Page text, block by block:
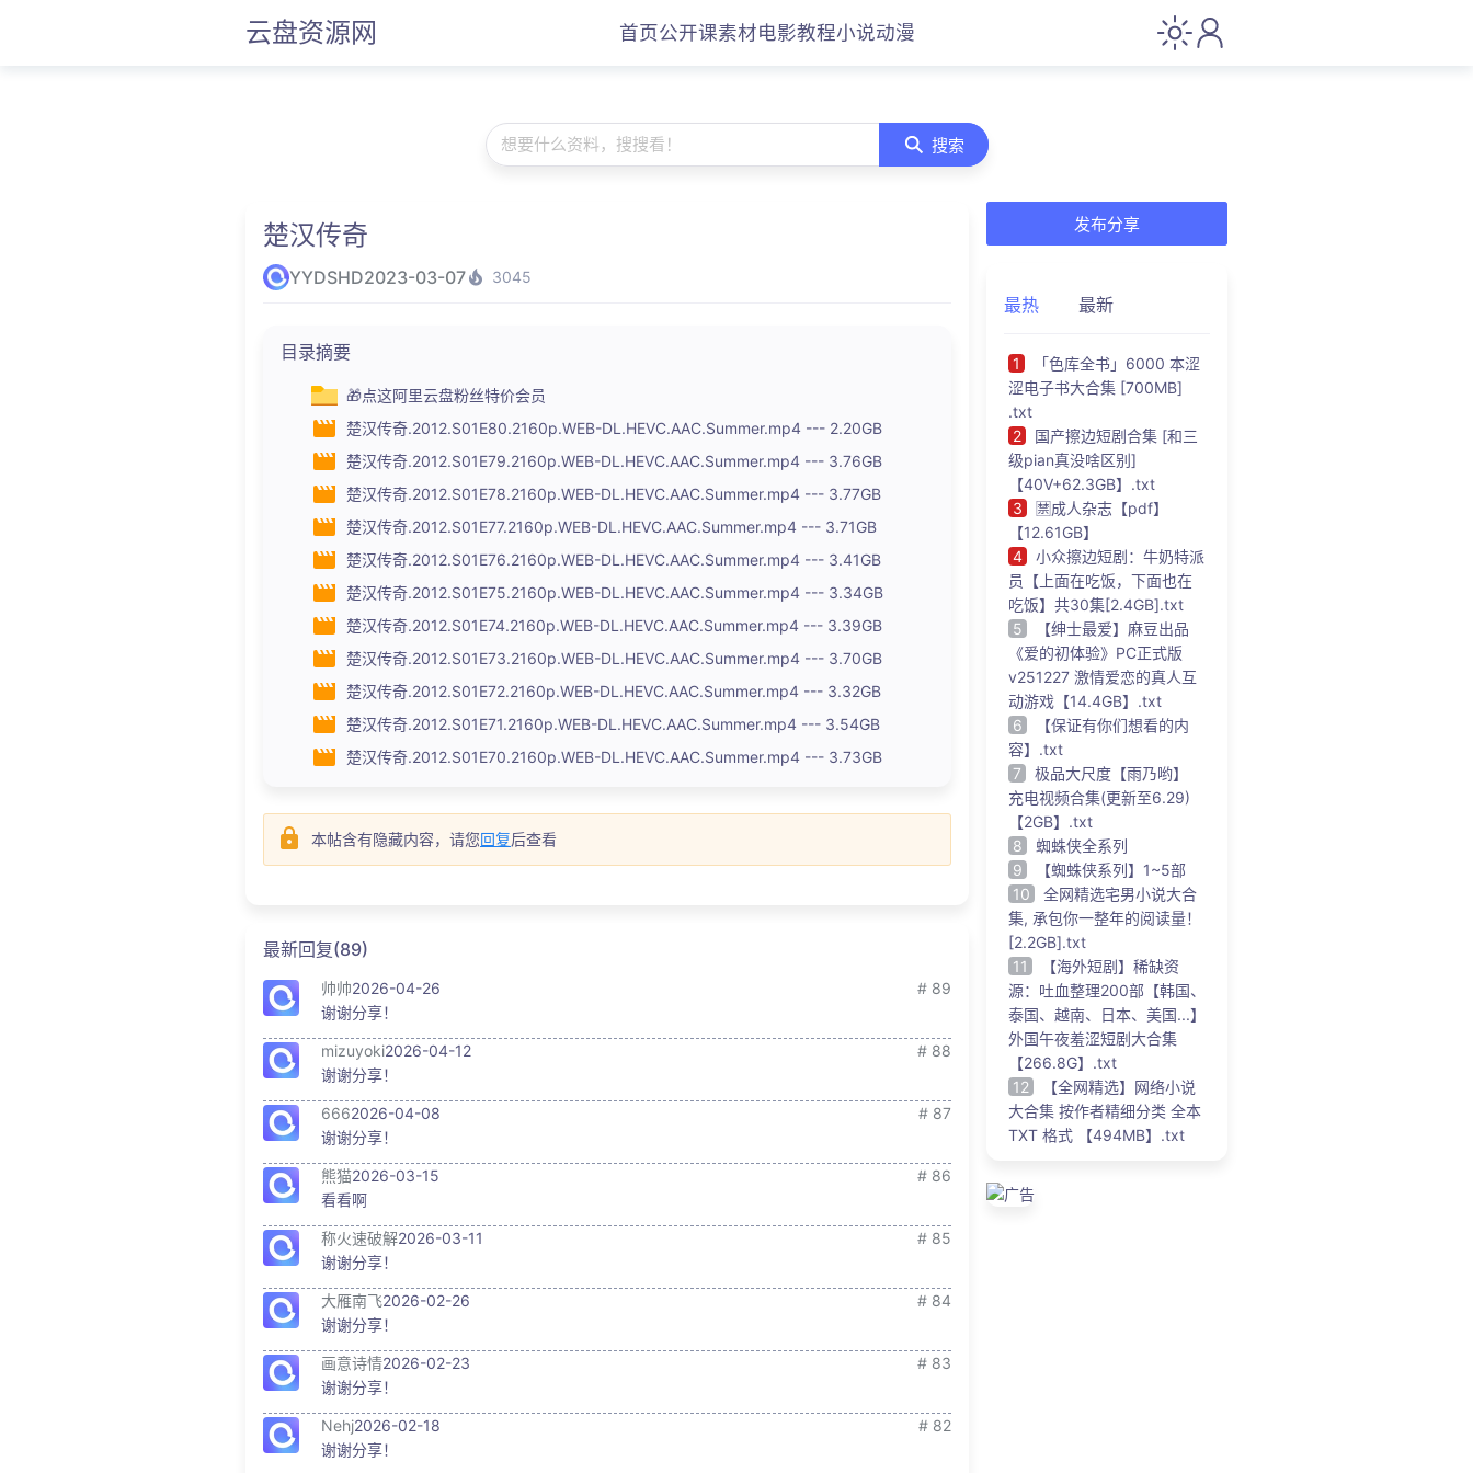
云盘资源网 首页公开课素材电影教程小说动漫
想要什么资料，搜搜看！ 搜索
楚汉传奇
YYDSHD2023-03-07 3045
目录摘要
🎁点这阿里云盘粉丝特价会员
楚汉传奇.2012.S01E80.2160p.WEB-DL.HEVC.AAC.Summer.mp4 --- 2.20GB
楚汉传奇.2012.S01E79.2160p.WEB-DL.HEVC.AAC.Summer.mp4 --- 3.76GB
楚汉传奇.2012.S01E78.2160p.WEB-DL.HEVC.AAC.Summer.mp4 --- 3.77GB
楚汉传奇.2012.S01E77.2160p.WEB-DL.HEVC.AAC.Summer.mp4 --- 3.71GB
楚汉传奇.2012.S01E76.2160p.WEB-DL.HEVC.AAC.Summer.mp4 --- 3.41GB
楚汉传奇.2012.S01E75.2160p.WEB-DL.HEVC.AAC.Summer.mp4 --- 3.34GB
楚汉传奇.2012.S01E74.2160p.WEB-DL.HEVC.AAC.Summer.mp4 --- 3.39GB
楚汉传奇.2012.S01E73.2160p.WEB-DL.HEVC.AAC.Summer.mp4 --- 3.70GB
楚汉传奇.2012.S01E72.2160p.WEB-DL.HEVC.AAC.Summer.mp4 --- 3.32GB
楚汉传奇.2012.S01E71.2160p.WEB-DL.HEVC.AAC.Summer.mp4 --- 3.54GB
楚汉传奇.2012.S01E70.2160p.WEB-DL.HEVC.AAC.Summer.mp4 --- 3.73GB
本帖含有隐藏内容，请您回复后查看
最新回复(89)
帅帅2026-04-26
# 89
谢谢分享！
mizuyoki2026-04-12
# 88
谢谢分享！
6662026-04-08
# 87
谢谢分享！
熊猫2026-03-15
# 86
看看啊
称火速破解2026-03-11
# 85
谢谢分享！
大雁南飞2026-02-26
# 84
谢谢分享！
画意诗情2026-02-23
# 83
谢谢分享！
Nehj2026-02-18
# 82
谢谢分享！
发布分享
最热 最新
1
「色库全书」6000 本涩
涩电子书大合集 [700MB]
.txt
2
国产擦边短剧合集 [和三
级pian真没啥区别]
【40V+62.3GB】.txt
3
🈲成人杂志【pdf】
【12.61GB】
4
小众擦边短剧：牛奶特派
员【上面在吃饭，下面也在
吃饭】共30集[2.4GB].txt
5
【绅士最爱】麻豆出品
《爱的初体验》PC正式版
v251227 激情爱恋的真人互
动游戏【14.4GB】.txt
6
【保证有你们想看的内
容】.txt
7
极品大尺度【雨乃哟】
充电视频合集(更新至6.29)
【2GB】.txt
8
蜘蛛侠全系列
9
【蜘蛛侠系列】1~5部
10
全网精选宅男小说大合
集, 承包你一整年的阅读量！
[2.2GB].txt
11
【海外短剧】稀缺资
源：吐血整理200部【韩国、
泰国、越南、日本、美国...】
外国午夜羞涩短剧大合集
【266.8G】.txt
12
【全网精选】网络小说
大合集 按作者精细分类 全本
TXT 格式 【494MB】.txt